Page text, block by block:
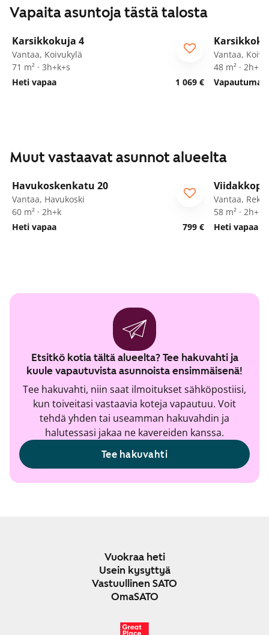
Vapaita asuntoja tästä talosta
/29
Karsikkokuja 4
Vantaa, Koivukylä
71 m² · 3h+k+s
Heti vapaa
1 069 €
Vantaa,
48 m² ·
Muut vastaavat asunnot alueelta
Havukoskenkatu 20
Vantaa, Havukoski
60 m² · 2h+k
Heti vapaa
799 €
ARA
Vantaa,
58 m² ·
Heti vapaa
Etsitkö kotia tältä alueelta? Tee hakuvahti ja
kuule vapautuvista asunnoista ensimmäisenä!
Tee hakuvahti, niin saat ilmoitukset sähköpostiisi,
kun toiveitasi vastaavia koteja vapautuu. Voit
tehdä yhden tai useamman hakuvahdin ja
halutessasi jakaa ne kavereiden kanssa.
Tee hakuvahti
Vuokraa heti
Usein kysyttyä
Vastuullinen SATO
OmaSATO